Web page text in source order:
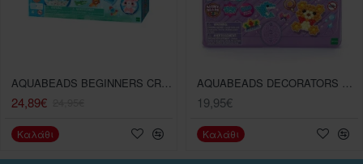
AQUABEADS BEGINNERS CRAFT STUDIO (35087)
24,89€
Καλάθι
AQUABEADS DECORATORS CARRY CASE (35028)
19,95€
Καλάθι